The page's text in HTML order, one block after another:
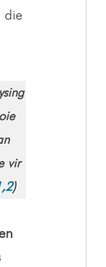
die
vir
)